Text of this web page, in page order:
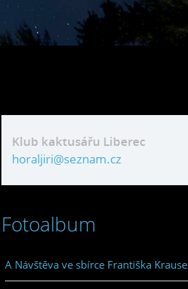
Klub kaktusářu Liberec
horaljiri@seznam.cz
Fotoalbum
A Návštěva ve sbírce Františka Krause